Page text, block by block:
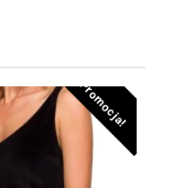
Promocja!